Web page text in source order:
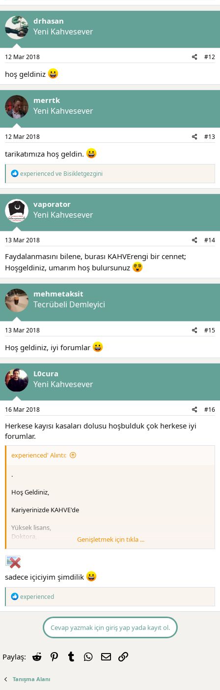
p
k
i
l
e
r
drhasan
Yeni Kahvesever
12 Mar 2018 #12
hoş geldiniz
merrtk
Yeni Kahvesever
12 Mar 2018 #13
tarikatımıza hoş geldin.
T
p
k
i
l
e
r
experiencedve Bisikletgezgini
vaporator
Yeni Kahvesever
13 Mar 2018 #14
Faydalanmasını bilene, burası KAHVErengi bir cennet;
Hoşgeldiniz, umarım hoş bulursunuz
mehmetaksit
Tecrübeli Demleyici
13 Mar 2018 #15
Hoş geldiniz, iyi forumlar
L0cura
Yeni Kahvesever
16 Mar 2018 #16
Herkese kayısı kasaları dolusu hoşbulduk çok herkese iyi
forumlar.
experienced' Alıntı:
.
Hoş Geldiniz,
Kariyerinizde KAHVE'de
Yüksek lisans,
Doktora,
Öğretim görevlisi,
Yard. Doç., (Bundan sonra Doktor öğretim görevlisi olacak)
Profesör
Bir hedef var mı?
.
Yoksa sadece İÇİCİMİSİNİZ?
.
Genişletmek için tıkla ...
sadece içiciyim şimdilik
T
e
p
:
experienced
Cevap yazmak için giriş yap yada kayıt ol.
Paylaş: Reddit PinterestTumblrWhatsApp
E-posta
Tanışma Alanı